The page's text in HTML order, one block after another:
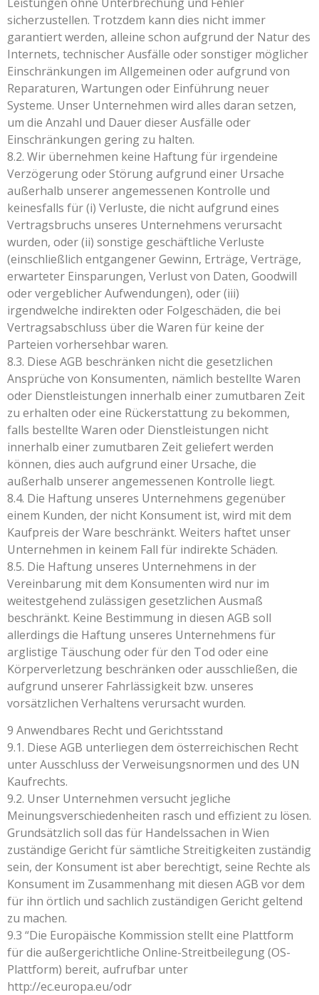
sicherzustellen. Trotzdem kann dies nicht immer
garantiert werden, alleine schon aufgrund der Natur des
Internets, technischer Ausfälle oder sonstiger möglicher
Einschränkungen im Allgemeinen oder aufgrund von
Reparaturen, Wartungen oder Einführung neuer
Systeme. Unser Unternehmen wird alles daran setzen,
um die Anzahl und Dauer dieser Ausfälle oder
Einschränkungen gering zu halten.
8.2. Wir übernehmen keine Haftung für irgendeine
Verzögerung oder Störung aufgrund einer Ursache
außerhalb unserer angemessenen Kontrolle und
keinesfalls für (i) Verluste, die nicht aufgrund eines
Vertragsbruchs unseres Unternehmens verursacht
wurden, oder (ii) sonstige geschäftliche Verluste
(einschließlich entgangener Gewinn, Erträge, Verträge,
erwarteter Einsparungen, Verlust von Daten, Goodwill
oder vergeblicher Aufwendungen), oder (iii)
irgendwelche indirekten oder Folgeschäden, die bei
Vertragsabschluss über die Waren für keine der
Parteien vorhersehbar waren.
8.3. Diese AGB beschränken nicht die gesetzlichen
Ansprüche von Konsumenten, nämlich bestellte Waren
oder Dienstleistungen innerhalb einer zumutbaren Zeit
zu erhalten oder eine Rückerstattung zu bekommen,
falls bestellte Waren oder Dienstleistungen nicht
innerhalb einer zumutbaren Zeit geliefert werden
können, dies auch aufgrund einer Ursache, die
außerhalb unserer angemessenen Kontrolle liegt.
8.4. Die Haftung unseres Unternehmens gegenüber
einem Kunden, der nicht Konsument ist, wird mit dem
Kaufpreis der Ware beschränkt. Weiters haftet unser
Unternehmen in keinem Fall für indirekte Schäden.
8.5. Die Haftung unseres Unternehmens in der
Vereinbarung mit dem Konsumenten wird nur im
weitestgehend zulässigen gesetzlichen Ausmaß
beschränkt. Keine Bestimmung in diesen AGB soll
allerdings die Haftung unseres Unternehmens für
arglistige Täuschung oder für den Tod oder eine
Körperverletzung beschränken oder ausschließen, die
aufgrund unserer Fahrlässigkeit bzw. unseres
vorsätzlichen Verhaltens verursacht wurden.
9 Anwendbares Recht und Gerichtsstand
9.1. Diese AGB unterliegen dem österreichischen Recht
unter Ausschluss der Verweisungsnormen und des UN
Kaufrechts.
9.2. Unser Unternehmen versucht jegliche
Meinungsverschiedenheiten rasch und effizient zu lösen.
Grundsätzlich soll das für Handelssachen in Wien
zuständige Gericht für sämtliche Streitigkeiten zuständig
sein, der Konsument ist aber berechtigt, seine Rechte als
Konsument im Zusammenhang mit diesen AGB vor dem
für ihn örtlich und sachlich zuständigen Gericht geltend
zu machen.
9.3 “Die Europäische Kommission stellt eine Plattform
für die außergerichtliche Online-Streitbeilegung (OS-
Plattform) bereit, aufrufbar unter
http://ec.europa.eu/odr